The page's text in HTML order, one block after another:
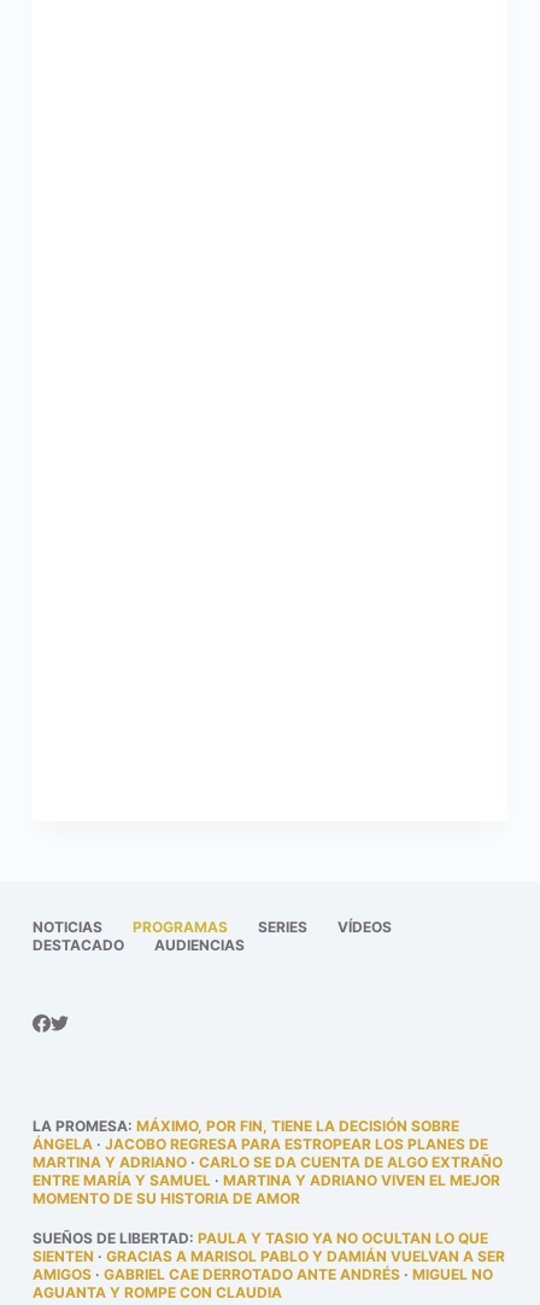
NOTICIAS PROGRAMAS SERIES
VÍDEOS
DESTACADO
AUDIENCIAS
LA PROMESA: MÁXIMO, POR FIN, TIENE LA DECISIÓN SOBRE
ÁNGELA· JACOBO REGRESA PARA ESTROPEAR LOS PLANES DE
MARTINA Y ADRIANO· CARLO SE DA CUENTA DE ALGO EXTRAÑO
ENTRE MARÍA Y SAMUEL· MARTINA Y ADRIANO VIVEN EL MEJOR
MOMENTO DE SU HISTORIA DE AMOR
SUEÑOS DE LIBERTAD: PAULA Y TASIO YA NO OCULTAN LO QUE
SIENTEN · GRACIAS A MARISOL PABLO Y DAMIÁN VUELVAN A SER
AMIGOS· GABRIEL CAE DERROTADO ANTE ANDRÉS· MIGUEL NO
AGUANTA Y ROMPE CON CLAUDIA